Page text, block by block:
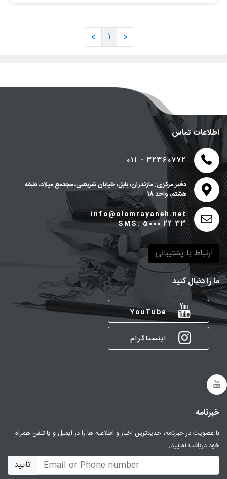
«
1
»
اطلاعات تماس
011 - 32360772
دفتر مرکزی: مازندران، بابل، خیابان شریعتی، مجتمع میلاد، طبقه
هشتم، واحد 18
info@olomrayaneh.net
SMS: 5000 22 33
ارتباط با پشتیبانی
ما را دنبال کنید
YouTube
اینستاگرام
خبرنامه
با عضویت در خبرنامه، جدیدترین اخبار و اطلاعیه ها را در ایمیل و یا تلفن همراه
خود دریافت نمایید.
تایید